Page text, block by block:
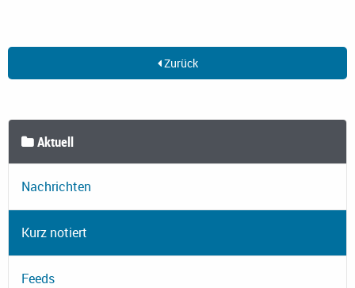
Zurück
Aktuell
Nachrichten
Kurz notiert
Feeds